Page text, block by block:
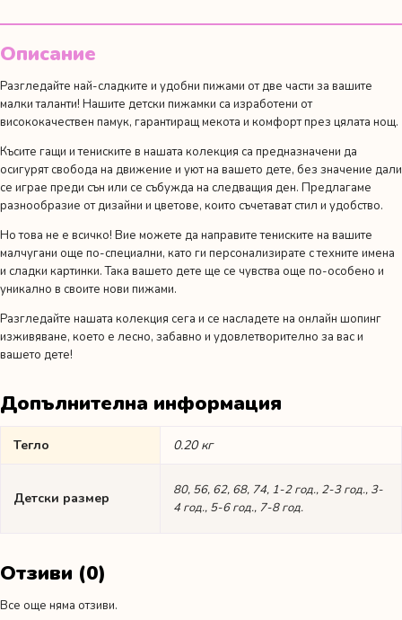
Описание
Разгледайте най-сладките и удобни пижами от две части за вашите
малки таланти! Нашите детски пижамки са изработени от
висококачествен памук, гарантиращ мекота и комфорт през цялата нощ.
Късите гащи и тениските в нашата колекция са предназначени да
осигурят свобода на движение и уют на вашето дете, без значение дали
се играе преди сън или се събужда на следващия ден. Предлагаме
разнообразие от дизайни и цветове, които съчетават стил и удобство.
Но това не е всичко! Вие можете да направите тениските на вашите
малчугани още по-специални, като ги персонализирате с техните имена
и сладки картинки. Така вашето дете ще се чувства още по-особено и
уникално в своите нови пижами.
Разгледайте нашата колекция сега и се насладете на онлайн шопинг
изживяване, което е лесно, забавно и удовлетворително за вас и
вашето дете!
Допълнителна информация
Тегло 0.20 кг
Детски размер
80, 56, 62, 68, 74, 1-2 год., 2-3 год., 3-
4 год., 5-6 год., 7-8 год.
Отзиви (0)
Все още няма отзиви.